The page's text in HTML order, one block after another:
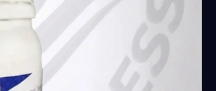
كمية
(دلتامثرين